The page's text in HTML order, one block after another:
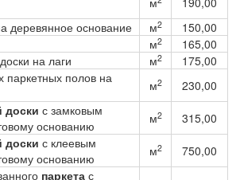
деревянное основание
м2
150,00
м2
165,00
на лаги
м2
175,00
паркетных полов на
м2
230,00
доски с замковым
основанию
м2
315,00
доски с клеевым
основанию
м2
750,00
паркета с